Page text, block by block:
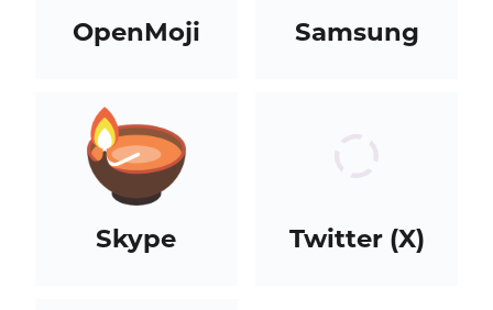
OpenMoji Samsung
Skype Twitter (X)